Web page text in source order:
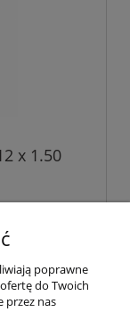
x 1.50
poprawne
do Twoich
przez nas